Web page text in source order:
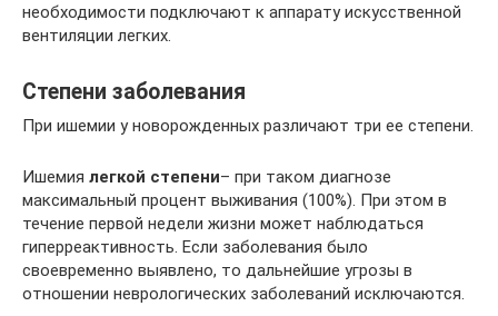
необходимости подключают к аппарату искусственной
вентиляции легких.
Степени заболевания
При ишемии у новорожденных различают три ее степени.
Ишемия легкой степени– при таком диагнозе
максимальный процент выживания (100%). При этом в
течение первой недели жизни может наблюдаться
гиперреактивность. Если заболевания было
своевременно выявлено, то дальнейшие угрозы в
отношении неврологических заболеваний исключаются.